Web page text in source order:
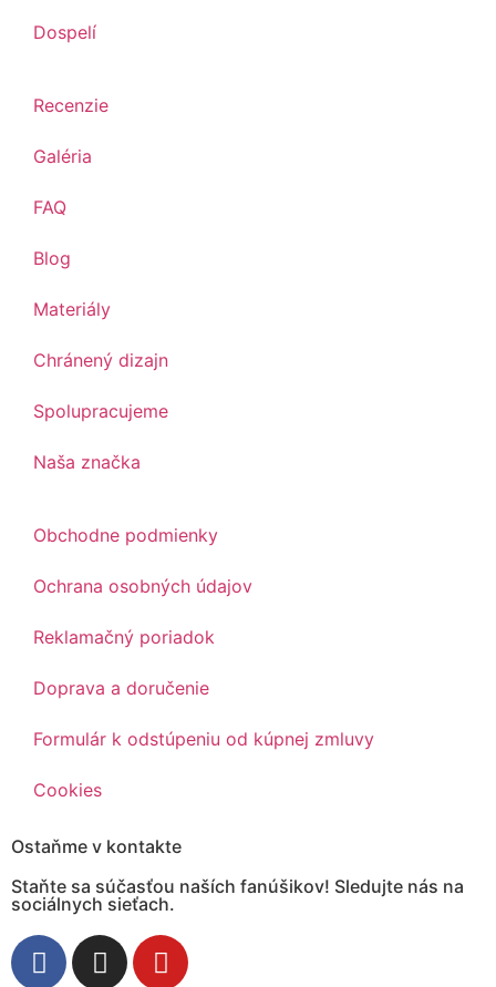
Dospelí
Recenzie
Galéria
FAQ
Blog
Materiály
Chránený dizajn
Spolupracujeme
Naša značka
Obchodne podmienky
Ochrana osobných údajov
Reklamačný poriadok
Doprava a doručenie
Formulár k odstúpeniu od kúpnej zmluvy
Cookies
Ostaňme v kontakte
Staňte sa súčasťou naších fanúšikov! Sledujte nás na
sociálnych sieťach.